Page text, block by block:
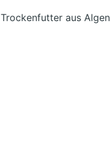
Trockenfutter aus Algen